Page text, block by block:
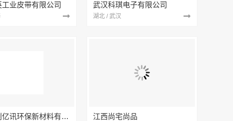
工业皮带有限公司 武汉科琪电子有限公司
湖北 / 武汉
南京市创亿讯环保新材料有限公司 江西尚宅尚品